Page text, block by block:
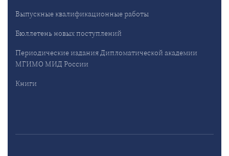
Выпускные квалификационные работы
Бюллетень новых поступлений
Периодические издания Дипломатической академии
МГИМО МИД России
Книги